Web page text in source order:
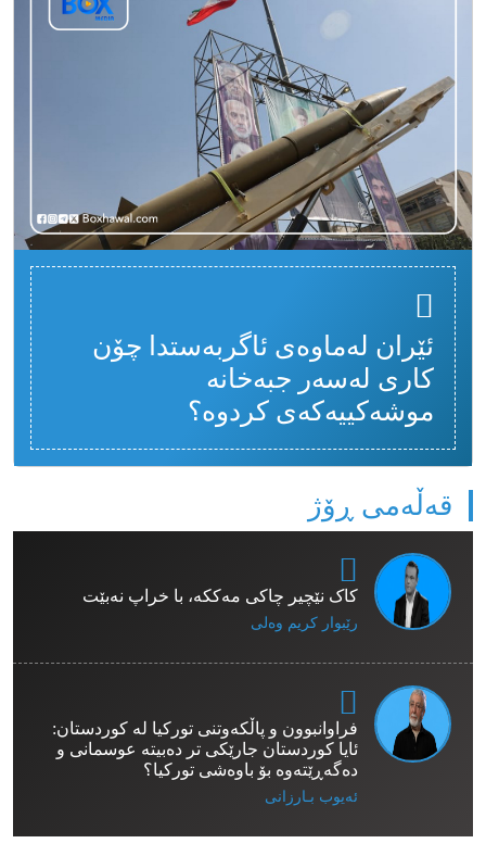
ئێران لەماوەی ئاگربەستدا چۆن
کاری لەسەر جبەخانە
موشەکییەکەی کردوە؟
قەڵەمی ڕۆژ
کاک نێچیر چاکی مەککە، با خراپ نەبێت
رێبوار كریم وەلی
فراوانبوون و پاڵکەوتنی تورکیا لە کوردستان:
ئایا کوردستان جارێکی تر دەبیتە عوسمانی و
دەگەڕێتەوە بۆ باوەشی تورکیا؟
ئەیوب بـارزانی